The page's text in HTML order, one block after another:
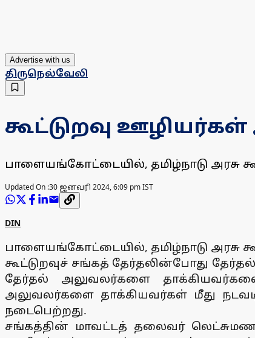
Advertise with us
திருநெல்வேலி
கூட்டுறவு
பாளையங்கோட்டையில், தமிழ்நாடு அரசு
Updated On :30 ஜனவரி 2024, 6:09 pm IST
DIN
பாளையங்கோட்டையில், தமிழ்நாடு அரசு
கூட்டுறவுச் சங்கத் தேர்தலின்போது
தேர்தல் அலுவலர்களை
அலுவலர்களை தாக்கியவர்கள் மீது
நடைபெற்றது.
சங்கத்தின் மாவட்டத் தலைவர்